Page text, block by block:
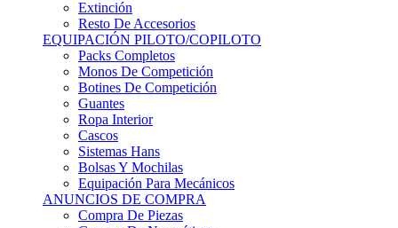
EQUIPACIÓN PILOTO/COPILOTO
Packs Completos
Monos De Competición
Botines De Competición
Guantes
Ropa Interior
Cascos
Sistemas Hans
Bolsas Y Mochilas
Equipación Para Mecánicos
ANUNCIOS DE COMPRA
Compra De Piezas
Compra De Neumáticos
Compra De Accesorios De Habitáculo